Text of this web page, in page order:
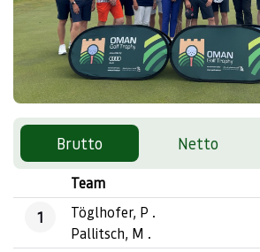
Brutto Netto
Team
1
Töglhofer, P .
Pallitsch, M .